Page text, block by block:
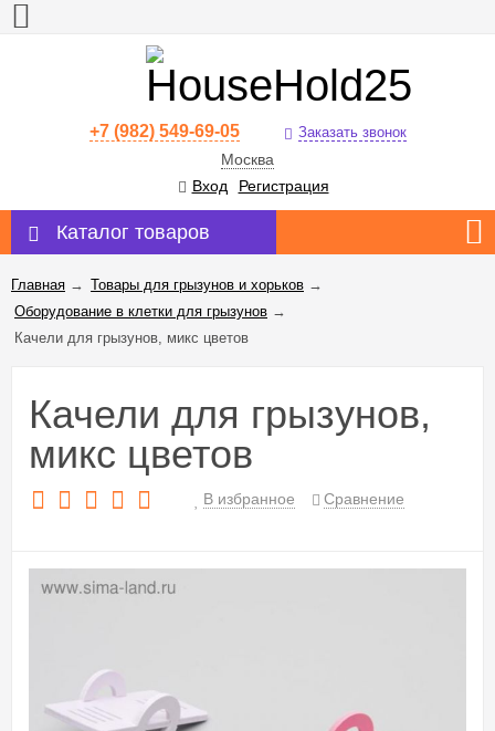
+7 (982) 549-69-05 Заказать звонок
Москва
Вход
Регистрация
Каталог товаров
Главная → Товары для грызунов и хорьков →
Оборудование в клетки для грызунов →
Качели для грызунов, микс цветов
Качели для грызунов,
микс цветов
В избранное Сравнение